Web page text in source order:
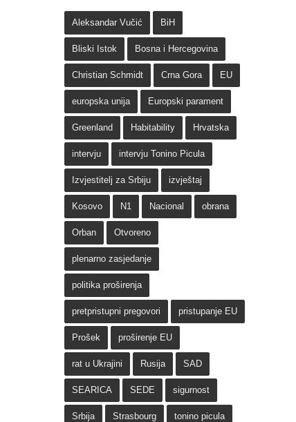
Aleksandar Vučić BiH
Bliski Istok Bosna i Hercegovina
Christian Schmidt Crna Gora EU
europska unija Europski parament
Greenland Habitability Hrvatska
intervju intervju Tonino Picula
Izvjestitelj za Srbiju izvještaj
Kosovo N1 Nacional obrana
Orban Otvoreno
plenarno zasjedanje
politika proširenja
pretpristupni pregovori pristupanje EU
Prošek proširenje EU
rat u Ukrajini Rusija SAD
SEARICA SEDE sigurnost
Srbija Strasbourg tonino picula